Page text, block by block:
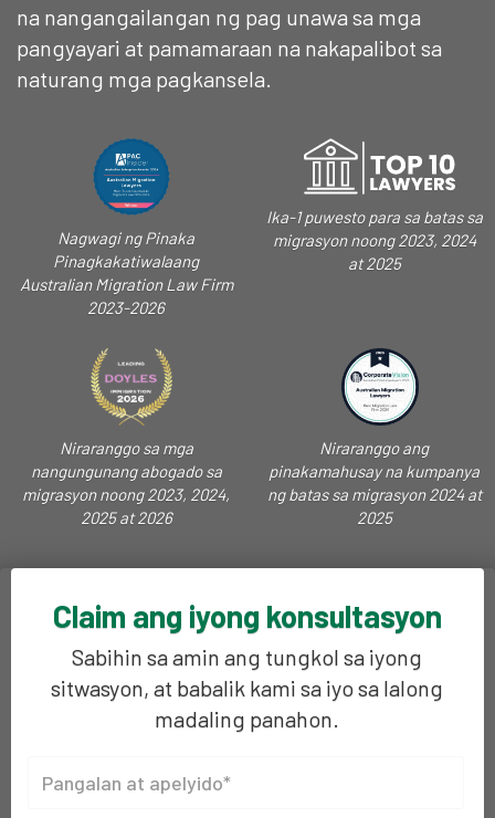
na nangangailangan ng pag unawa sa mga
pangyayari at pamamaraan na nakapalibot sa
naturang mga pagkansela.
Nagwagi ng Pinaka
Pinagkakatiwalaang
Australian Migration Law Firm
2023-2026
Ika-1 puwesto para sa batas sa
migrasyon noong 2023, 2024
at 2025
Niraranggo sa mga
nangungunang abogado sa
migrasyon noong 2023, 2024,
2025 at 2026
Niraranggo ang
pinakamahusay na kumpanya
ng batas sa migrasyon 2024 at
2025
Claim ang iyong konsultasyon
Sabihin sa amin ang tungkol sa iyong
sitwasyon, at babalik kami sa iyo sa lalong
madaling panahon.